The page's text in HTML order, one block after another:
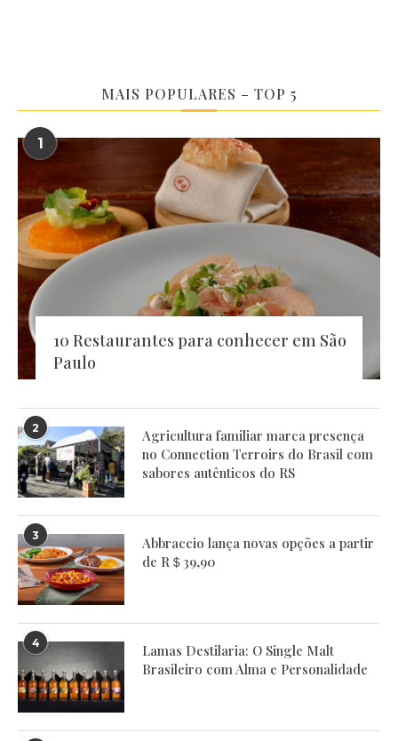
MAIS POPULARES – TOP 5
1
10 Restaurantes para conhecer em São
Paulo
2
Agricultura familiar marca presença
no Connection Terroirs do Brasil com
sabores autênticos do RS
3
Abbraccio lança novas opções a partir
de R＄39,90
4
Lamas Destilaria: O Single Malt
Brasileiro com Alma e Personalidade